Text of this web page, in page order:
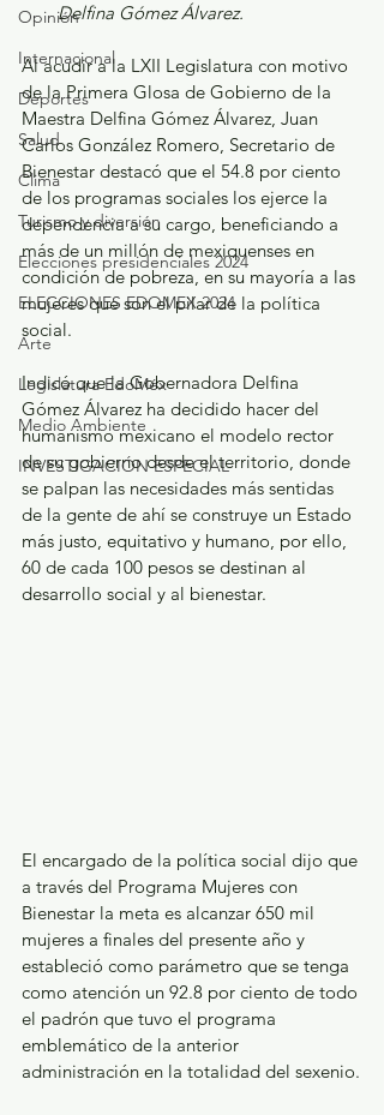
Opinión
Internacional
Deportes
Salud
Clima
Turismo y diversión
Elecciones presidenciales 2024
ELECCIONES EDOMEX 2024
Arte
Legislatura EdoMéx
Medio Ambiente
INVESTIGACIÓN ESPECIAL
Delfina Gómez Álvarez.
Al acudir a la LXII Legislatura con motivo
de la Primera Glosa de Gobierno de la
Maestra Delfina Gómez Álvarez, Juan
Carlos González Romero, Secretario de
Bienestar destacó que el 54.8 por ciento
de los programas sociales los ejerce la
dependencia a su cargo, beneficiando a
más de un millón de mexiquenses en
condición de pobreza, en su mayoría a las
mujeres que son el pilar de la política
social.
Indicó que la Gobernadora Delfina
Gómez Álvarez ha decidido hacer del
humanismo mexicano el modelo rector
de su gobierno desde el territorio, donde
se palpan las necesidades más sentidas
de la gente de ahí se construye un Estado
más justo, equitativo y humano, por ello,
60 de cada 100 pesos se destinan al
desarrollo social y al bienestar.
El encargado de la política social dijo que
a través del Programa Mujeres con
Bienestar la meta es alcanzar 650 mil
mujeres a finales del presente año y
estableció como parámetro que se tenga
como atención un 92.8 por ciento de todo
el padrón que tuvo el programa
emblemático de la anterior
administración en la totalidad del sexenio.